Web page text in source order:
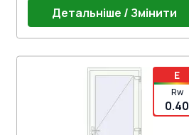
Детальніше / Змінити
Поріг 24mm (E60)
Дверний гарнітур GU (білий)
Дверна петля Європа MEDOS
Jocker біла (E60;BrD)
Замок на три точки (WILKA) під
нажимну ручку
E
Rw
0.40